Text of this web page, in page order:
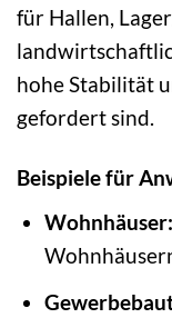
für Hallen,
hohe Stabilität
gefordert sind.
Beispiele für
Wohnhäuser: